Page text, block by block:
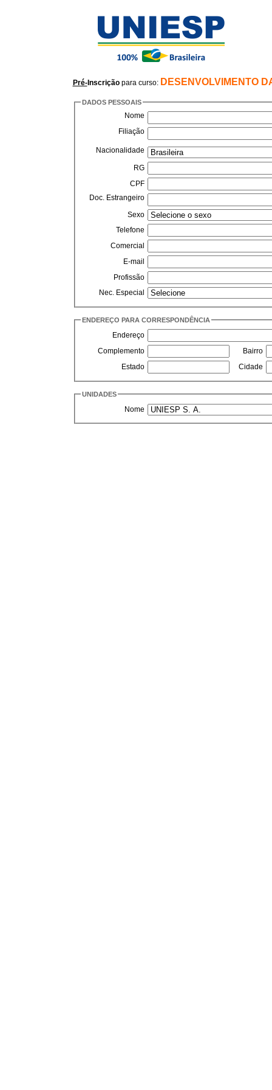
Pré-Inscriçãopara curso: DESENVOLVIMENTO
DADOS PESSOAIS
Nome
Filiação
Nacionalidade
RG
CPF
Doc. Estrangeiro
Sexo
Telefone
Comercial
E-mail
Profissão
Nec. Especial
ENDEREÇO PARA CORRESPONDÊNCIA
Endereço
Complemento
Bairro
Estado
Cidade
UNIDADES
Nome